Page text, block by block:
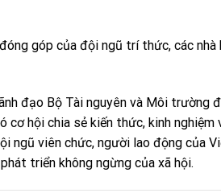
góp của đội ngũ trí thức, các
đạo Bộ Tài nguyên và Môi trường
cơ hội chia sẻ kiến thức, kinh
ngũ viên chức, người lao động của
triển không ngừng của xã hội.